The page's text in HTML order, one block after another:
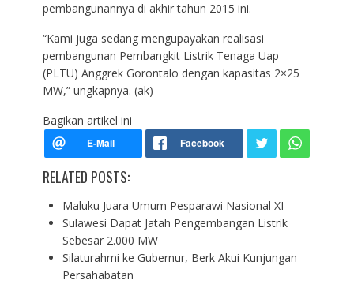
pembangunannya di akhir tahun 2015 ini.
“Kami juga sedang mengupayakan realisasi
pembangunan Pembangkit Listrik Tenaga Uap
(PLTU) Anggrek Gorontalo dengan kapasitas 2×25
MW,” ungkapnya. (ak)
Bagikan artikel ini
RELATED POSTS:
Maluku Juara Umum Pesparawi Nasional XI
Sulawesi Dapat Jatah Pengembangan Listrik
Sebesar 2.000 MW
Silaturahmi ke Gubernur, Berk Akui Kunjungan
Persahabatan